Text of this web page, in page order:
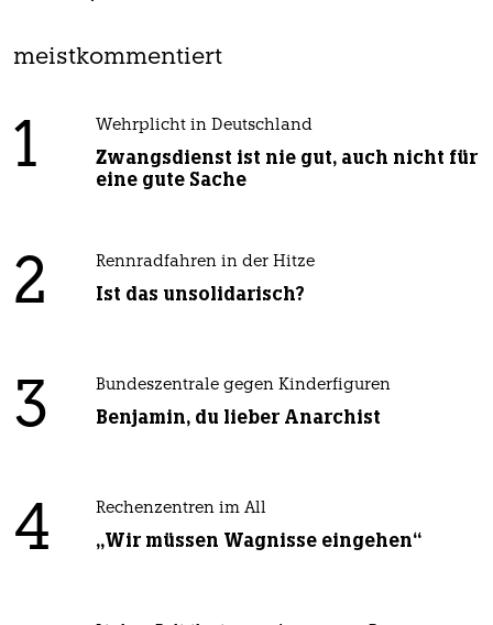
meistkommentiert
1 Wehrplicht in Deutschland
Zwangsdienst ist nie gut, auch nicht für
eine gute Sache
2 Rennradfahren in der Hitze
Ist das unsolidarisch?
3 Bundeszentrale gegen Kinderfiguren
Benjamin, du lieber Anarchist
4 Rechenzentren im All
„Wir müssen Wagnisse eingehen“